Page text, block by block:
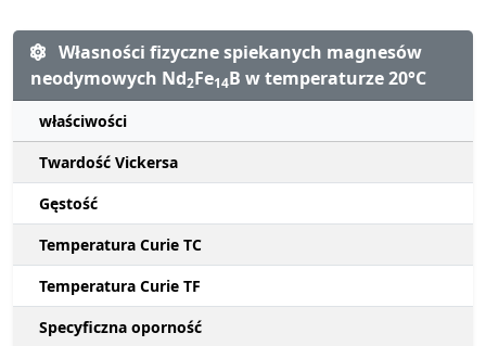
Własności fizyczne spiekanych magnesów
neodymowych Nd2Fe14B w temperaturze 20°C
właściwości
Twardość Vickersa
Gęstość
Temperatura Curie TC
Temperatura Curie TF
Specyficzna oporność